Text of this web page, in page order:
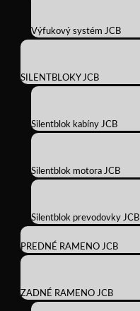
Výfukový systém JCB
SILENTBLOKY JCB
Silentblok kabíny JCB
Silentblok motora JCB
Silentblok prevodovky JCB
PREDNÉ RAMENO JCB
ZADNÉ RAMENO JCB